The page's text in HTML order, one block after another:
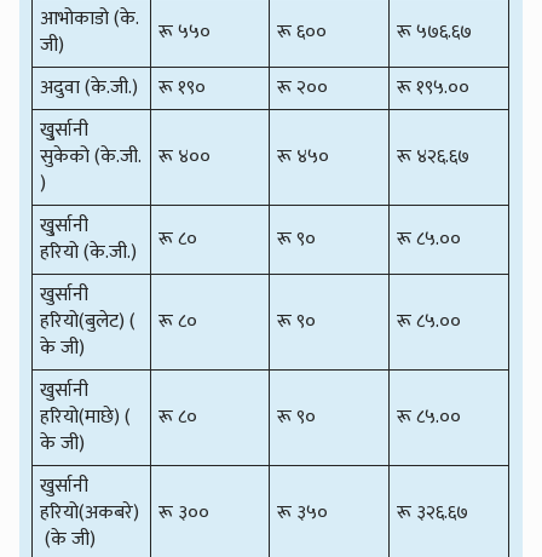
आभोकाडो (के.
जी)
रू ५५० रू ६००
रू ५७६.६७
अदुवा (के.जी.)
रू १९० रू २००
रू १९५.००
खु्र्सानी
सुकेको (के.जी.
)
रू ४०० रू ४५० रू ४२६.६७
खु्र्सानी
हरियो (के.जी.)
रू ८० रू ९०
रू ८५.००
खुर्सानी
हरियो(बुलेट) (
के जी)
रू ८० रू ९० रू ८५.००
खुर्सानी
हरियो(माछे) (
के जी)
रू ८० रू ९० रू ८५.००
खुर्सानी
हरियो(अकबरे)
(के जी)
रू ३०० रू ३५० रू ३२६.६७